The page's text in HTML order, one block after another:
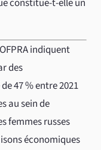
constitue-t-elle un
indiquent
des
47 % entre 2021
au sein de
femmes russes
économiques